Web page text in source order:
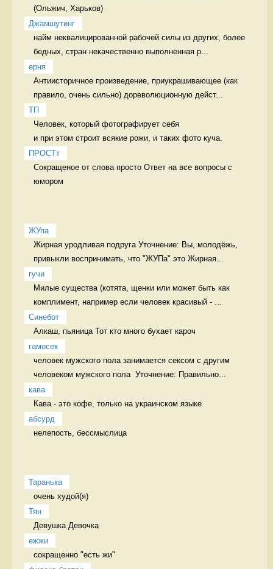
Джамшутинг
найм неквалицированной рабочей силы из других, более
бедных, стран некачественно выполненная р...
ерня
Антиисторичное произведение, приукрашивающее (как
правило, очень сильно) дореволюционную дейст...
ТП
Человек, который фотографирует себя
и при этом строит всякие рожи, и таких фото куча.
ПРОСТт
Сокращеное от слова просто Ответ на все вопросы с
юмором
ЖУпа
Жирная уродливая подруга Уточнение: Вы, молодёжь,
привыкли воспринимать, что "ЖУПа" это Жирная...
гучи
Милые существа (котята, щенки или может быть как
комплимент, например если человек красивый - ...
Синебот
Алкаш, пьяница Тот кто много бухает кароч
гамосек
человек мужского пола занимается сексом с другим
человеком мужского пола  Уточнение: Правильно...
кава
Кава - это кофе, только на украинском языке
абсурд
нелепость, бессмыслица
Таранька
очень худой(я)
Тян
Девушка Девочка
ежжи
сокращенно "есть жи"